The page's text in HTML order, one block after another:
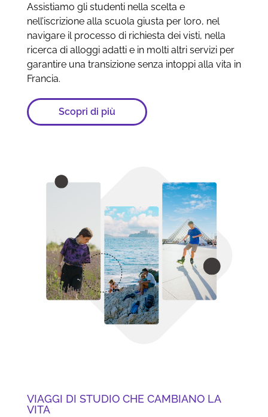
Assistiamo gli studenti nella scelta e
nell’iscrizione alla scuola giusta per loro, nel
navigare il processo di richiesta dei visti, nella
ricerca di alloggi adatti e in molti altri servizi per
garantire una transizione senza intoppi alla vita in
Francia.
Scopri di più
VIAGGI DI STUDIO CHE CAMBIANO LA
VITA